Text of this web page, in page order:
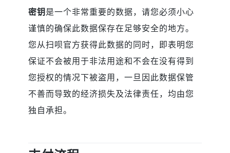
密钥是一个非常重要的数据，请您必须小心
谨慎的确保此数据保存在足够安全的地方。
您从扫呗官方获得此数据的同时，即表明您
保证不会被用于非法用途和不会在没有得到
您授权的情况下被盗用，一旦因此数据保管
不善而导致的经济损失及法律责任，均由您
独自承担。